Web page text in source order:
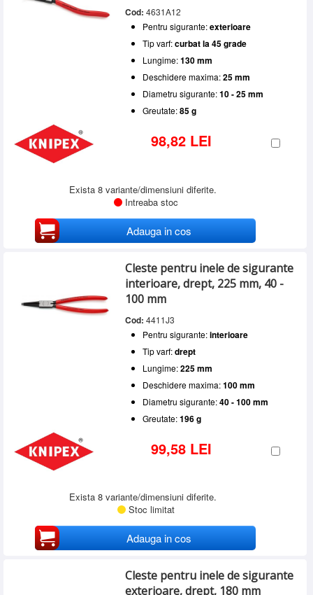
Cod: 4631A12
Pentru sigurante:exterioare
Tip varf:curbat la 45 grade
Lungime:130 mm
Deschidere maxima:25 mm
Diametru sigurante:10 - 25 mm
Greutate:85 g
98,82 LEI
Exista 8 variante/dimensiuni diferite.
Intreaba stoc
Adauga in cos
Cleste pentru inele de sigurante
interioare, drept, 225 mm, 40 -
100 mm
Cod: 4411J3
Pentru sigurante:interioare
Tip varf:drept
Lungime:225 mm
Deschidere maxima:100 mm
Diametru sigurante:40 - 100 mm
Greutate:196 g
99,58 LEI
Exista 8 variante/dimensiuni diferite.
Stoc limitat
Adauga in cos
Cleste pentru inele de sigurante
exterioare, drept, 180 mm